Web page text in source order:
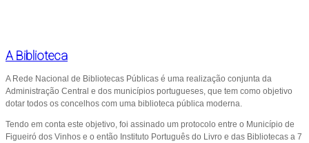
A Biblioteca
A Rede Nacional de Bibliotecas Públicas é uma realização conjunta da
Administração Central e dos municípios portugueses, que tem como objetivo
dotar todos os concelhos com uma biblioteca pública moderna.
Tendo em conta este objetivo, foi assinado um protocolo entre o Município de
Figueiró dos Vinhos e o então Instituto Português do Livro e das Bibliotecas a 7